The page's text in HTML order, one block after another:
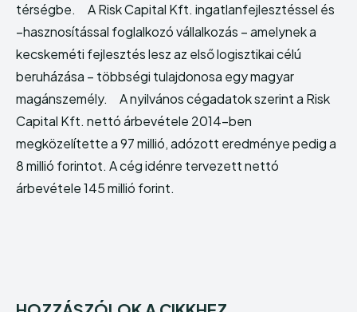
térségbe. A Risk Capital Kft. ingatlanfejlesztéssel és
–hasznosítással foglalkozó vállalkozás – amelynek a
kecskeméti fejlesztés lesz az első logisztikai célú
beruházása – többségi tulajdonosa egy magyar
magánszemély. A nyilvános cégadatok szerint a Risk
Capital Kft. nettó árbevétele 2014-ben
megközelítette a 97 millió, adózott eredménye pedig a
8 millió forintot. A cég idénre tervezett nettó
árbevétele 145 millió forint.